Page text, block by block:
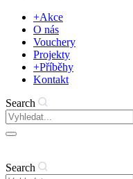
+Akce
O nás
Vouchery
Projekty
+Příběhy
Kontakt
Search
Search